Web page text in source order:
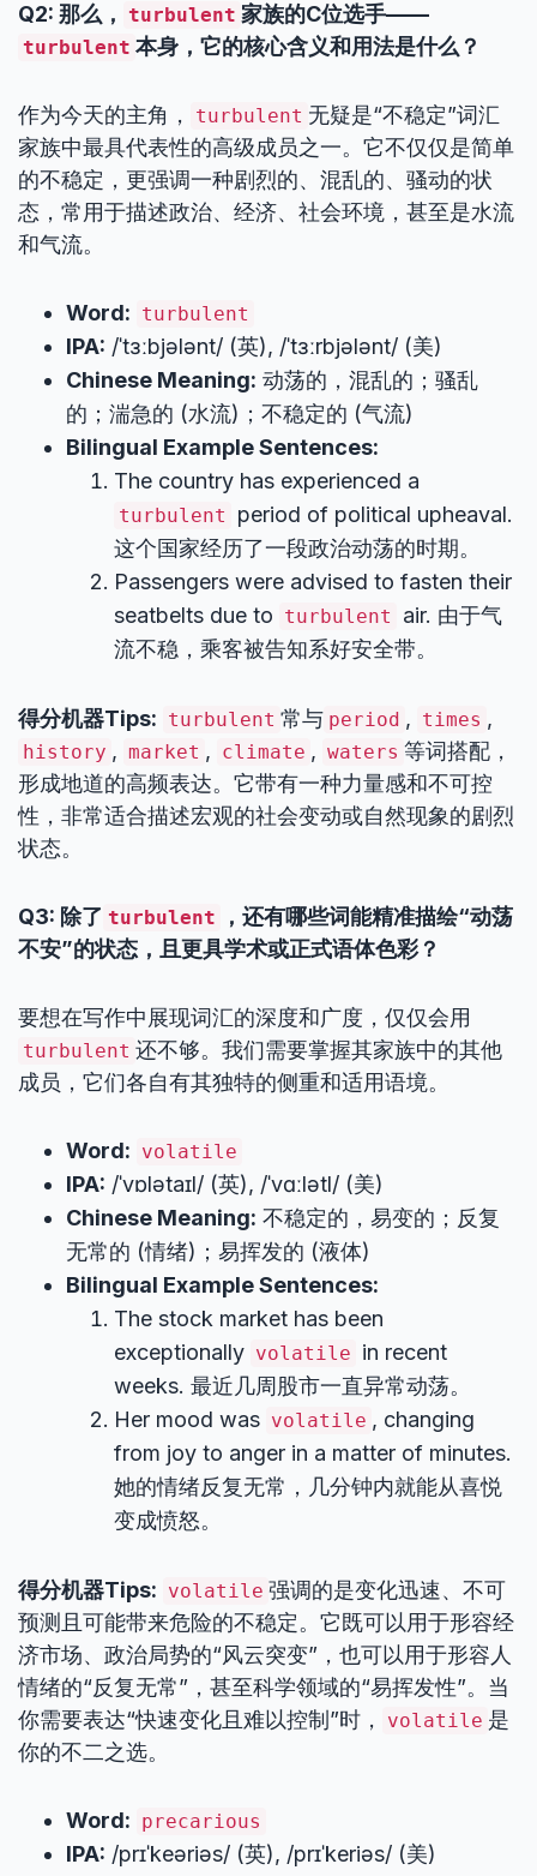
Q2: 那么， turbulent 家族的C位选手——
turbulent 本身，它的核心含义和用法是什么？
作为今天的主角， turbulent 无疑是“不稳定”词汇
家族中最具代表性的高级成员之一。它不仅仅是简单
的不稳定，更强调一种剧烈的、混乱的、骚动的状
态，常用于描述政治、经济、社会环境，甚至是水流
和气流。
Word: turbulent
IPA: /ˈtɜːbjələnt/ (英), /ˈtɜːrbjələnt/ (美)
Chinese Meaning: 动荡的，混乱的；骚乱
的；湍急的 (水流)；不稳定的 (气流)
Bilingual Example Sentences:
The country has experienced a
turbulent
period of political upheaval.
这个国家经历了一段政治动荡的时期。
Passengers were advised to fasten their
seatbelts due to turbulent
air. 由于气
流不稳，乘客被告知系好安全带。
得分机器Tips: turbulent 常与 period , times ,
history , market , climate , waters 等词搭配，
形成地道的高频表达。它带有一种力量感和不可控
性，非常适合描述宏观的社会变动或自然现象的剧烈
状态。
Q3: 除了 turbulent
，还有哪些词能精准描绘“动荡
不安”的状态，且更具学术或正式语体色彩？
要想在写作中展现词汇的深度和广度，仅仅会用
turbulent 还不够。我们需要掌握其家族中的其他
成员，它们各自有其独特的侧重和适用语境。
Word: volatile
IPA: /ˈvɒlətaɪl/ (英), /ˈvɑːlətl/ (美)
Chinese Meaning: 不稳定的，易变的；反复
无常的 (情绪)；易挥发的 (液体)
Bilingual Example Sentences:
The stock market has been
exceptionally volatile in recent
weeks. 最近几周股市一直异常动荡。
Her mood was volatile , changing
from joy to anger in a matter of minutes.
她的情绪反复无常，几分钟内就能从喜悦
变成愤怒。
得分机器Tips: volatile 强调的是变化迅速、不可
预测且可能带来危险的不稳定。它既可以用于形容经
济市场、政治局势的“风云突变”，也可以用于形容人
情绪的“反复无常”，甚至科学领域的“易挥发性”。当
你需要表达“快速变化且难以控制”时，
volatile 是
你的不二之选。
Word: precarious
IPA: /prɪˈkeəriəs/ (英), /prɪˈkeriəs/ (美)